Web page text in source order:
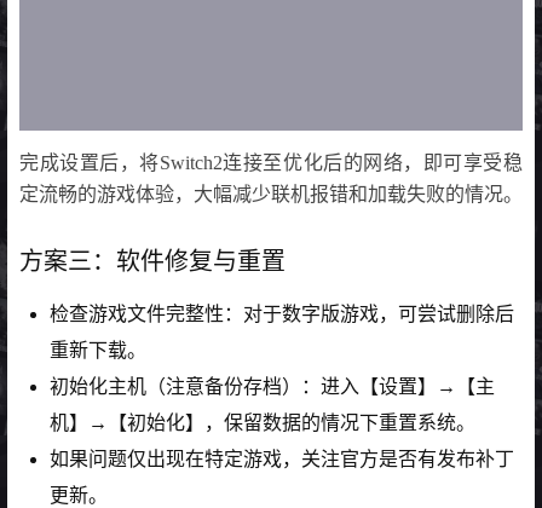
完成设置后，将Switch2连接至优化后的网络，即可享受稳
定流畅的游戏体验，大幅减少联机报错和加载失败的情况。
方案三：软件修复与重置
检查游戏文件完整性：对于数字版游戏，可尝试删除后
重新下载。
初始化主机（注意备份存档）：进入【设置】→【主
机】→【初始化】，保留数据的情况下重置系统。
如果问题仅出现在特定游戏，关注官方是否有发布补丁
更新。